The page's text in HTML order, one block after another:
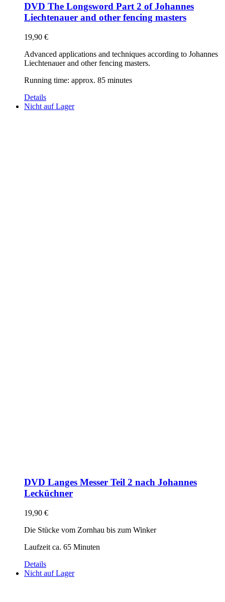
DVD The Longsword Part 2 of Johannes
Liechtenauer and other fencing masters
19,90 €
Advanced applications and techniques according to Johannes
Liechtenauer and other fencing masters.
Running time: approx. 85 minutes
Details
Nicht auf Lager
DVD Langes Messer Teil 2 nach Johannes
Lecküchner
19,90 €
Die Stücke vom Zornhau bis zum Winker
Laufzeit ca. 65 Minuten
Details
Nicht auf Lager